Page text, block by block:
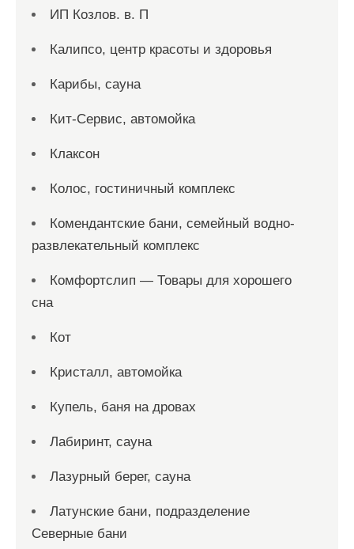
ИП Козлов. в. П
Калипсо, центр красоты и здоровья
Карибы, сауна
Кит-Сервис, автомойка
Клаксон
Колос, гостиничный комплекс
Комендантские бани, семейный водно-
развлекательный комплекс
Комфортслип — Товары для хорошего
сна
Кот
Кристалл, автомойка
Купель, баня на дровах
Лабиринт, сауна
Лазурный берег, сауна
Латунские бани, подразделение
Северные бани